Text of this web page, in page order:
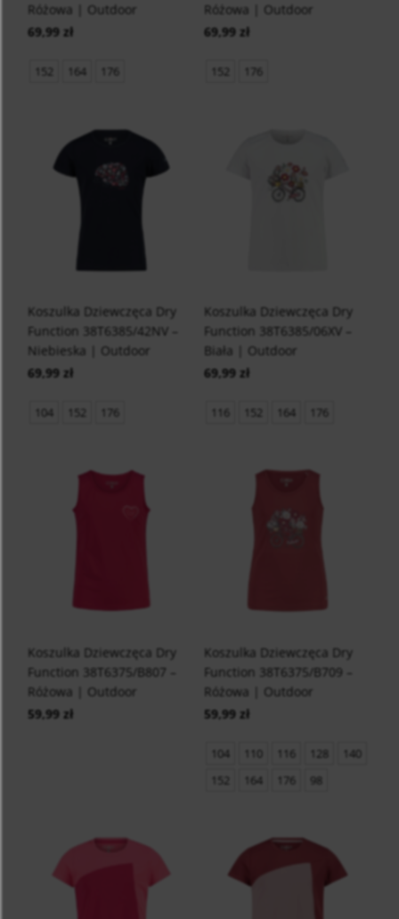
Różowa | Outdoor
69,99 zł
152 164 176
Różowa | Outdoor
69,99 zł
152 176
Koszulka Dziewczęca Dry
Function 38T6385/42NV –
Niebieska | Outdoor
69,99 zł
104 152 176
Koszulka Dziewczęca Dry
Function 38T6385/06XV –
Biała | Outdoor
69,99 zł
116 152 164 176
Koszulka Dziewczęca Dry
Function 38T6375/B807 –
Różowa | Outdoor
59,99 zł
Koszulka Dziewczęca Dry
Function 38T6375/B709 –
Różowa | Outdoor
59,99 zł
104 110 116 128
140
152
164 176 98